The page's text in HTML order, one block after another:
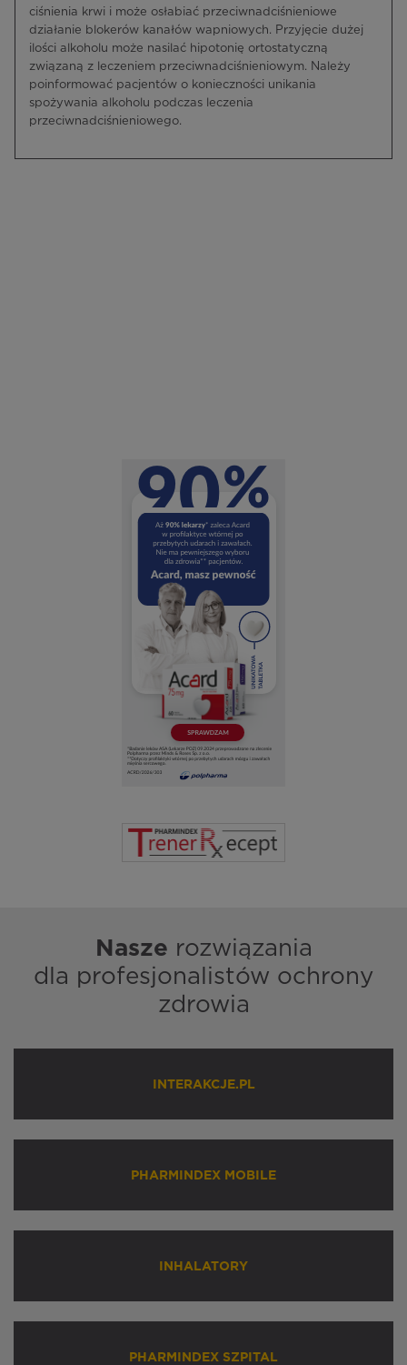
ciśnienia krwi i może osłabiać przeciwnadciśnieniowe
działanie blokerów kanałów wapniowych. Przyjęcie dużej
ilości alkoholu może nasilać hipotonię ortostatyczną
związaną z leczeniem przeciwnadciśnieniowym. Należy
poinformować pacjentów o konieczności unikania
spożywania alkoholu podczas leczenia
przeciwnadciśnieniowego.
Nasze rozwiązania
dla profesjonalistów ochrony
zdrowia
INTERAKCJE.PL
PHARMINDEX MOBILE
INHALATORY
PHARMINDEX SZPITAL